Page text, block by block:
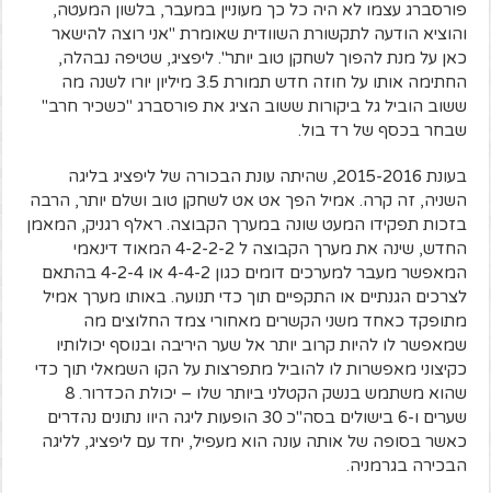
פורסברג עצמו לא היה כל כך מעוניין במעבר, בלשון המעטה,
והוציא הודעה לתקשורת השוודית שאומרת "אני רוצה להישאר
כאן על מנת להפוך לשחקן טוב יותר". ליפציג, שטיפה נבהלה,
החתימה אותו על חוזה חדש תמורת 3.5 מיליון יורו לשנה מה
ששוב הוביל גל ביקורות ששוב הציג את פורסברג "כשכיר חרב"
שבחר בכסף של רד בול.
בעונת 2015-2016, שהיתה עונת הבכורה של ליפציג בליגה
השניה, זה קרה. אמיל הפך אט אט לשחקן טוב ושלם יותר, הרבה
בזכות תפקידו המעט שונה במערך הקבוצה. ראלף רגניק, המאמן
החדש, שינה את מערך הקבוצה ל 4-2-2-2 המאוד דינאמי
המאפשר מעבר למערכים דומים כגון 4-4-2 או 4-2-4 בהתאם
לצרכים הגנתיים או התקפיים תוך כדי תנועה. באותו מערך אמיל
מתופקד כאחד משני הקשרים מאחורי צמד החלוצים מה
שמאפשר לו להיות קרוב יותר אל שער היריבה ובנוסף יכולותיו
כקיצוני מאפשרות לו להוביל מתפרצות על הקו השמאלי תוך כדי
שהוא משתמש בנשק הקטלני ביותר שלו – יכולת הכדרור. 8
שערים ו-6 בישולים בסה"כ 30 הופעות ליגה היוו נתונים נהדרים
כאשר בסופה של אותה עונה הוא מעפיל, יחד עם ליפציג, לליגה
הבכירה בגרמניה.